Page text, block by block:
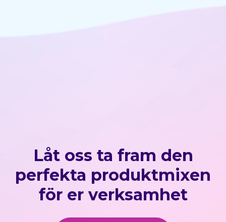
Låt oss ta fram den
perfekta produktmixen
för er verksamhet